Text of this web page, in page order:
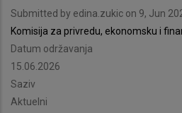
Submitted by edina.zukic on 9, Jun
Komisija za privredu, ekonomsku i
Datum održavanja
15.06.2026
Saziv
Aktuelni